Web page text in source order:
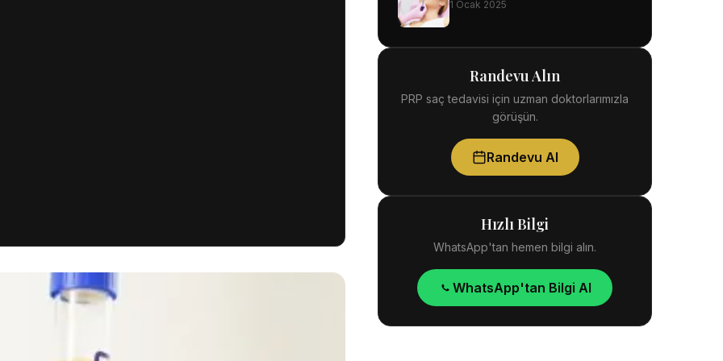
1 Ocak 2025
Randevu Alın
PRP saç tedavisi için uzman doktorlarımızla
görüşün.
Randevu Al
Hızlı Bilgi
WhatsApp'tan hemen bilgi alın.
WhatsApp'tan Bilgi Al